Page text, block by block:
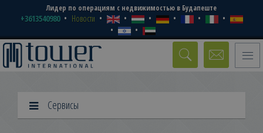
Лидер по операциям с недвижимостью в Будапеште
+3613540980 Новости
Toggle
Сервисы